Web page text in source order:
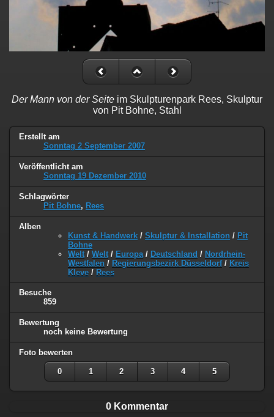
Der Mann von der Seite im Skulpturenpark Rees, Skulptur
von Pit Bohne, Stahl
Erstellt am
Sonntag 2 September 2007
Veröffentlicht am
Sonntag 19 Dezember 2010
Schlagwörter
Pit Bohne, Rees
Alben
Kunst & Handwerk / Skulptur & Installation / Pit
Bohne
Welt / Welt / Europa / Deutschland / Nordrhein-
Westfalen / Regierungsbezirk Düsseldorf/ Kreis
Kleve / Rees
Besuche
859
Bewertung
noch keine Bewertung
Foto bewerten
0 1 2 3 4 5
0 Kommentar